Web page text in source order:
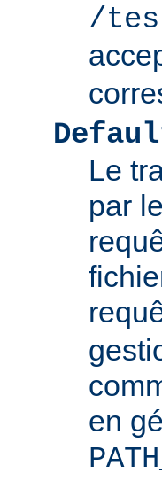
/
Le
par le
en